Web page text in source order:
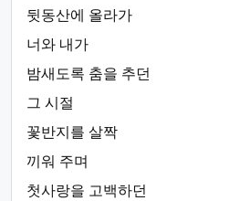
뒷동산에 올라가
너와 내가
밤새도록 춤을 추던
그 시절
꽃반지를 살짝
끼워 주며
첫사랑을 고백하던